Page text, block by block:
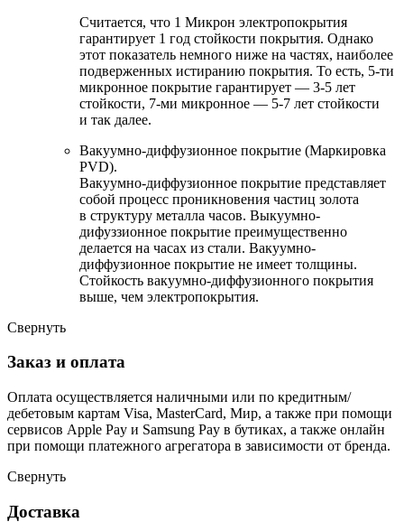
Считается, что 1 Микрон электропокрытия
гарантирует 1 год стойкости покрытия. Однако
этот показатель немного ниже на частях, наиболее
подверженных истиранию покрытия. То есть, 5-ти
микронное покрытие гарантирует — 3-5 лет
стойкости, 7-ми микронное — 5-7 лет стойкости
и так далее.
Вакуумно-диффузионное покрытие (Маркировка
PVD).
Вакуумно-диффузионное покрытие представляет
собой процесс проникновения частиц золота
в структуру металла часов. Выкуумно-
дифуззионное покрытие преимущественно
делается на часах из стали. Вакуумно-
диффузионное покрытие не имеет толщины.
Стойкость вакуумно-диффузионного покрытия
выше, чем электропокрытия.
Свернуть
Заказ и оплата
Оплата осуществляется наличными или по кредитным/
дебетовым картам Visa, MasterCard, Мир, а также при помощи
сервисов Apple Pay и Samsung Pay в бутиках, а также онлайн
при помощи платежного агрегатора в зависимости от бренда.
Свернуть
Доставка